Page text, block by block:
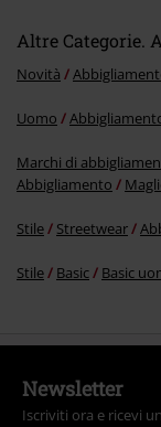
Altre Categorie.
Novità
Uomo
Marchi di
Abbigliamento
Stile Streetwear
Stile Basic Basic
Newsletter
Iscriviti ora e ricevi